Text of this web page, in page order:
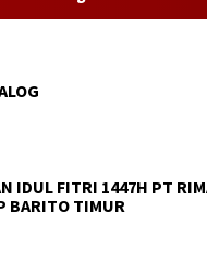
IDUL FITRI 1447H PT
BARITO TIMUR